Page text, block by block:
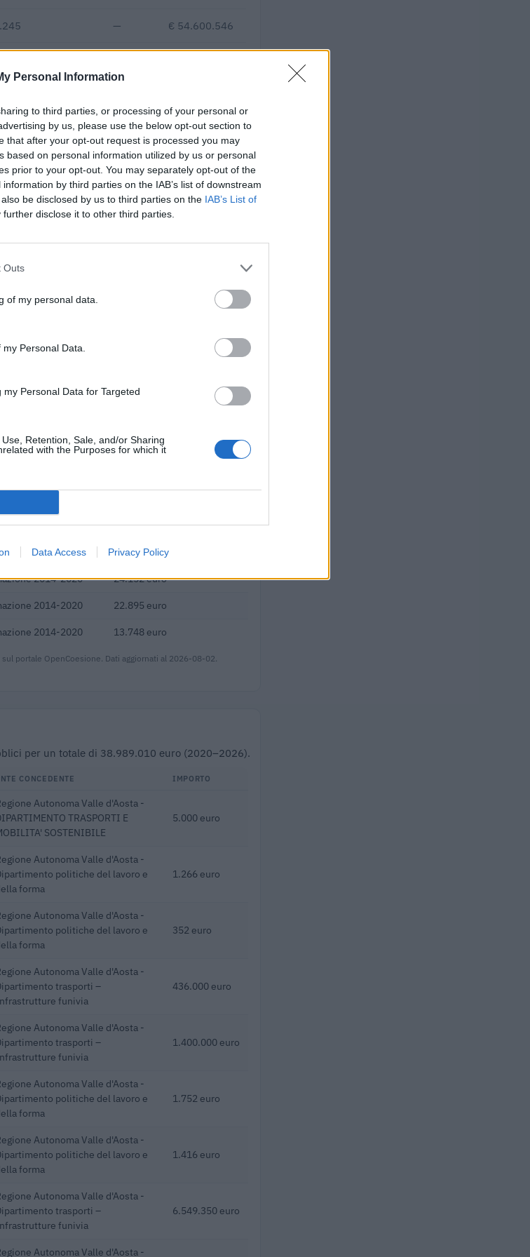
Personal Information
to third parties, or processing of your personal or
by us, please use the below opt-out section to
that after your opt-out request is processed you may
based on personal information utilized by us or personal
prior to your opt-out. You may separately opt-out of the
by third parties on the IAB’s list of downstream
be disclosed by us to third parties on the IAB’s List of
further disclose it to other third parties.
Outs
of my personal data.
Personal Data.
Personal Data for Targeted
Retention, Sale, and/or Sharing
with the Purposes for which it
Data Access Privacy Policy
— € 54.600.546
€ 256.246
Fatturato per dipendente
importo complessivo di 51.608 euro (dati 2025–
SA 4.0). Ogni CIG e' verificabile sul portale ANAC.
fondi europei / di coesione per un finanziamento
2014-2020).
FINANZIAMENTO PUBBLICO
2014-2020 49.531 euro
2014-2020 24.152 euro
2014-2020 22.895 euro
2014-2020 13.748 euro
portale OpenCoesione. Dati aggiornati al 2026-08-02.
per un totale di 38.989.010 euro (2020–2026).
CONCEDENTE IMPORTO
Autonoma Valle d'Aosta -
TRASPORTI E
SOSTENIBILE
5.000 euro
Autonoma Valle d'Aosta -
politiche del lavoro e
forma
1.266 euro
Autonoma Valle d'Aosta -
politiche del lavoro e
forma
352 euro
Autonoma Valle d'Aosta -
trasporti –
funivia
436.000 euro
Autonoma Valle d'Aosta -
trasporti –
funivia
1.400.000 euro
Autonoma Valle d'Aosta -
politiche del lavoro e
forma
1.752 euro
Autonoma Valle d'Aosta -
politiche del lavoro e
forma
1.416 euro
Autonoma Valle d'Aosta -
trasporti –
funivia
6.549.350 euro
Autonoma Valle d'Aosta -